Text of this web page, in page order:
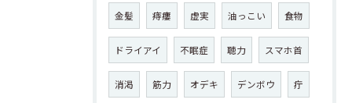
金髪 痔瘻 虚実 油っこい 食物
ドライアイ 不眠症 聴力 スマホ首
消渇 筋力 オデキ デンボウ 疔